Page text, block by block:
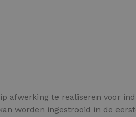
afwerking te realiseren voor
worden ingestrooid in de